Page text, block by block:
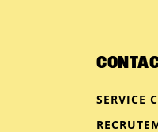
SERVICE